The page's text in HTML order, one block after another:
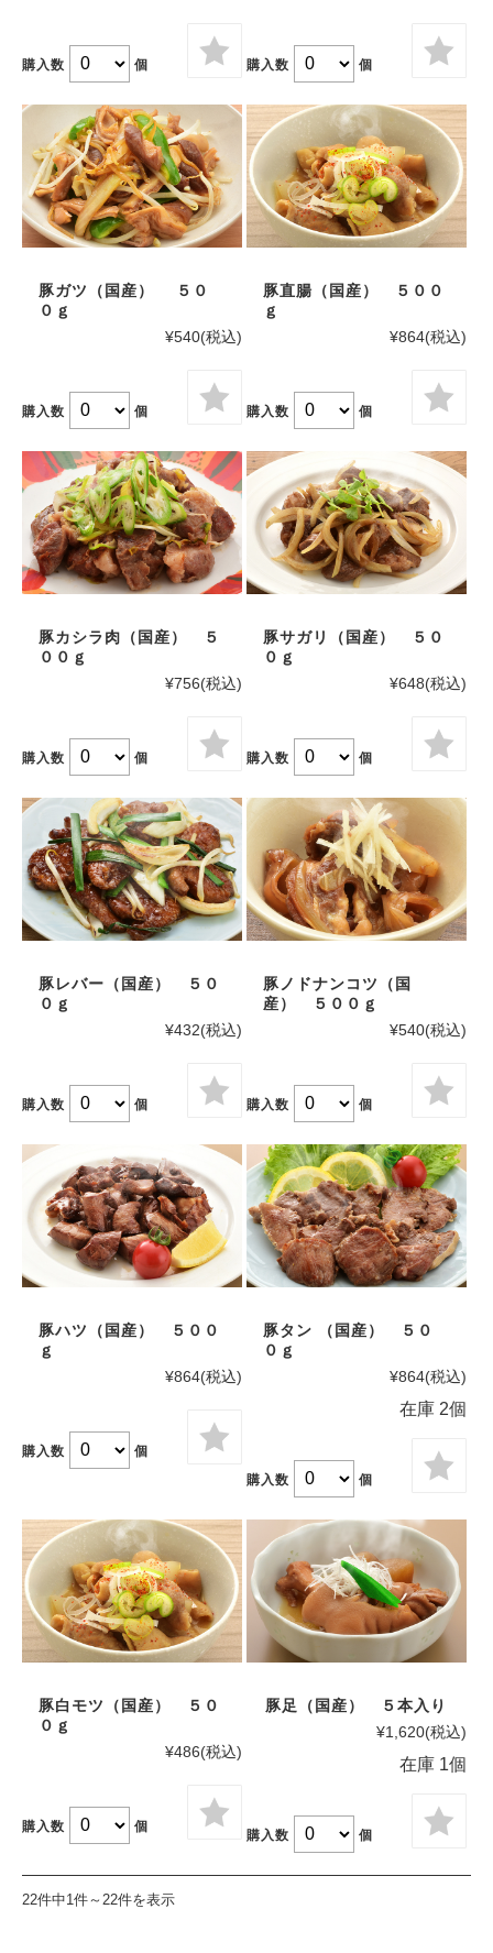
購入数 個 購入数 個
豚ガツ（国産） ５０
０ｇ
¥540(税込)
購入数 個
豚直腸（国産） ５００
ｇ
¥864(税込)
購入数 個
豚カシラ肉（国産） ５
００ｇ
¥756(税込)
購入数 個
豚サガリ（国産） ５０
０ｇ
¥648(税込)
購入数 個
豚レバー（国産） ５０
０ｇ
¥432(税込)
購入数 個
豚ノドナンコツ（国
産） ５００ｇ
¥540(税込)
購入数 個
豚ハツ（国産） ５００
ｇ
¥864(税込)
購入数 個
豚タン （国産） ５０
０ｇ
¥864(税込)
在庫 2個
購入数 個
豚白モツ（国産） ５０
０ｇ
¥486(税込)
購入数 個
豚足（国産） ５本入り
¥1,620(税込)
在庫 1個
購入数 個
22件中1件～22件を表示